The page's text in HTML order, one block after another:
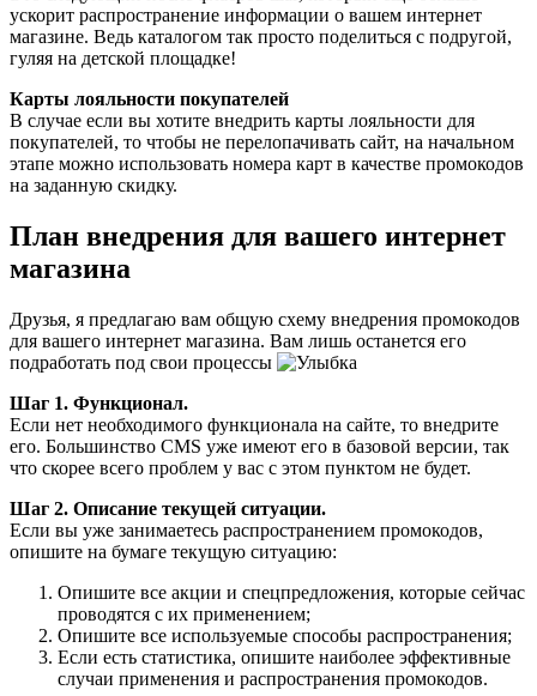
ускорит распространение информации о вашем интернет
магазине. Ведь каталогом так просто поделиться с подругой,
гуляя на детской площадке!
Карты лояльности покупателей
В случае если вы хотите внедрить карты лояльности для
покупателей, то чтобы не перелопачивать сайт, на начальном
этапе можно использовать номера карт в качестве промокодов
на заданную скидку.
План внедрения для вашего интернет
магазина
Друзья, я предлагаю вам общую схему внедрения промокодов
для вашего интернет магазина. Вам лишь останется его
подработать под свои процессы
Шаг 1. Функционал.
Если нет необходимого функционала на сайте, то внедрите
его. Большинство CMS уже имеют его в базовой версии, так
что скорее всего проблем у вас с этом пунктом не будет.
Шаг 2. Описание текущей ситуации.
Если вы уже занимаетесь распространением промокодов,
опишите на бумаге текущую ситуацию:
Опишите все акции и спецпредложения, которые сейчас
проводятся с их применением;
Опишите все используемые способы распространения;
Если есть статистика, опишите наиболее эффективные
случаи применения и распространения промокодов.